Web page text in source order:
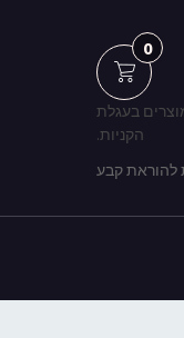
0
בעגלת
הקניות.